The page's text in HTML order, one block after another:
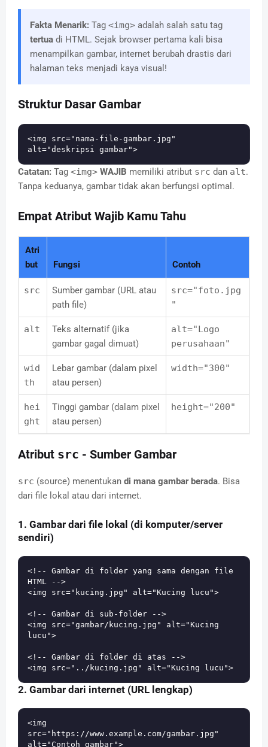
Fakta Menarik: Tag <img> adalah salah satu tag
tertua di HTML. Sejak browser pertama kali bisa
menampilkan gambar, internet berubah drastis dari
halaman teks menjadi kaya visual!
Struktur Dasar Gambar
<img src="nama-file-gambar.jpg"
Catatan: Tag <img> WAJIB memiliki atribut src dan alt.
Tanpa keduanya, gambar tidak akan berfungsi optimal.
Empat Atribut Wajib Kamu Tahu
Atri
but
Fungsi Contoh
src
Sumber gambar (URL atau
path file)
src="foto.jpg
"
alt
Teks alternatif (jika
gambar gagal dimuat)
alt="Logo
perusahaan"
wid
th
Lebar gambar (dalam pixel
atau persen)
width="300"
hei
ght
Tinggi gambar (dalam pixel
atau persen)
height="200"
Atribut src - Sumber Gambar
src (source) menentukan di mana gambar berada. Bisa
dari file lokal atau dari internet.
1. Gambar dari file lokal (di komputer/server
sendiri)
<!-- Gambar di folder yang sama dengan file
HTML -->
<img src="kucing.jpg" alt="Kucing lucu">
<!-- Gambar di sub-folder -->
<img src="gambar/kucing.jpg" alt="Kucing
lucu">
<!-- Gambar di folder di atas -->
2. Gambar dari internet (URL lengkap)
<img
src="https://www.example.com/gambar.jpg"